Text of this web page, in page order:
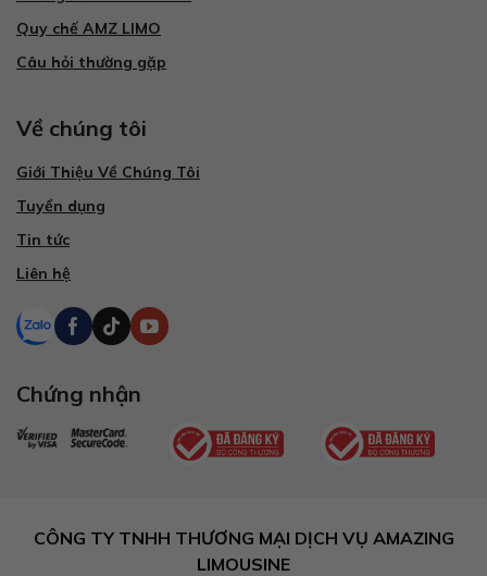
Quy chế AMZ LIMO
Câu hỏi thường gặp
Về chúng tôi
Giới Thiệu Về Chúng Tôi
Tuyển dụng
Tin tức
Liên hệ
Chứng nhận
CÔNG TY TNHH THƯƠNG MẠI DỊCH VỤ AMAZING
LIMOUSINE